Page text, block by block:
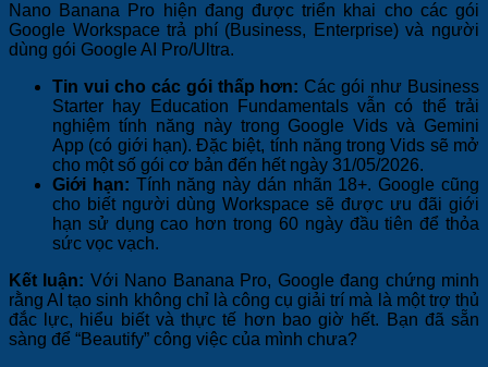
Nano Banana Pro hiện đang được triển khai cho các gói
Google Workspace trả phí (Business, Enterprise) và người
dùng gói Google AI Pro/Ultra.
Tin vui cho các gói thấp hơn: Các gói như Business
Starter hay Education Fundamentals vẫn có thể trải
nghiệm tính năng này trong Google Vids và Gemini
App (có giới hạn). Đặc biệt, tính năng trong Vids sẽ mở
cho một số gói cơ bản đến hết ngày 31/05/2026.
Giới hạn: Tính năng này dán nhãn 18+. Google cũng
cho biết người dùng Workspace sẽ được ưu đãi giới
hạn sử dụng cao hơn trong 60 ngày đầu tiên để thỏa
sức vọc vạch.
Kết luận: Với Nano Banana Pro, Google đang chứng minh
rằng AI tạo sinh không chỉ là công cụ giải trí mà là một trợ thủ
đắc lực, hiểu biết và thực tế hơn bao giờ hết. Bạn đã sẵn
sàng để “Beautify” công việc của mình chưa?